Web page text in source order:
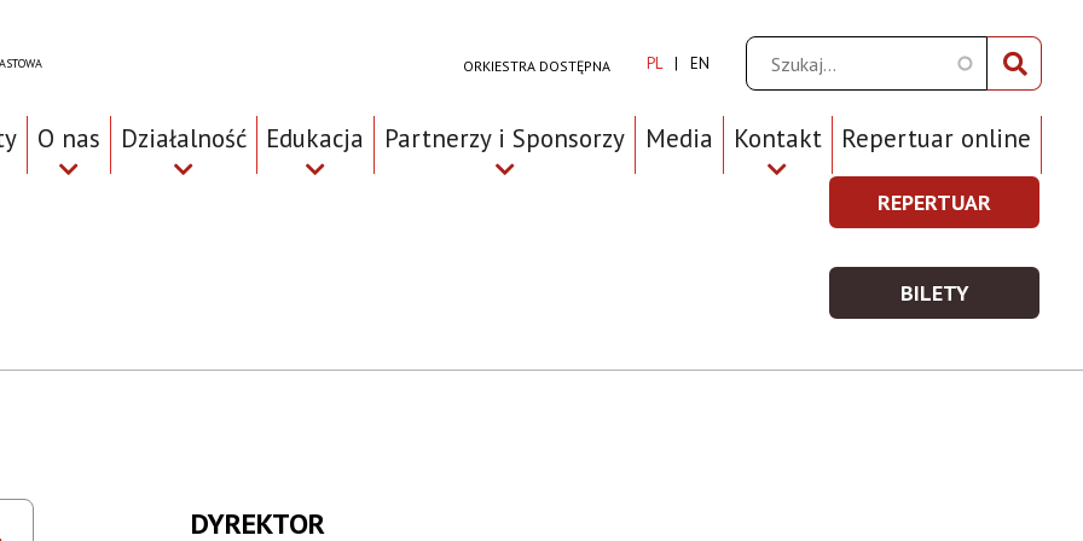
ORKIESTRA DOSTĘPNA PL EN Szukaj
O nas Działalność Edukacja Partnerzy i Sponsorzy Media Kontakt Repertuar online
Prawe
Top
Menu
REPERTUAR
REPERTUAR
WIĘCEJ
INFORMACJI
BILETY
BILETY
DYREKTOR